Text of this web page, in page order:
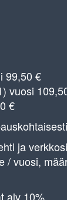
99,50 €
vuosi
€
ja
/ vuosi,
alv 10%.